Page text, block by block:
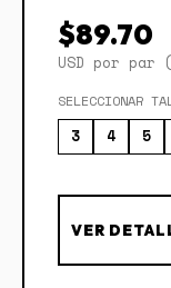
$89.70
USD por par
SELECCIONAR
3 4 5
VER